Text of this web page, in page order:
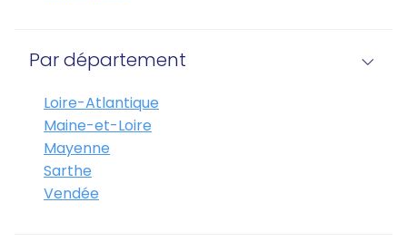
Par département
Loire-Atlantique
Maine-et-Loire
Mayenne
Sarthe
Vendée